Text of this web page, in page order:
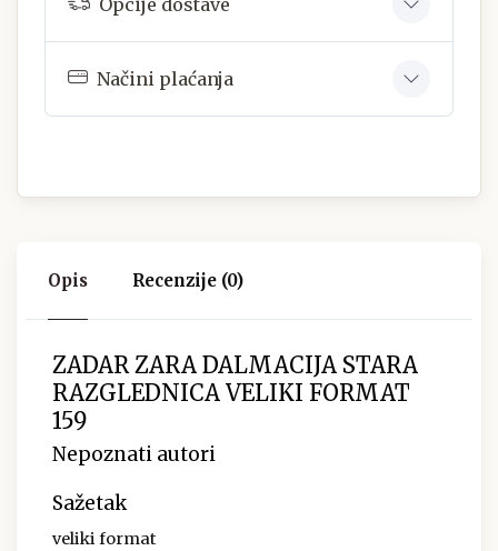
Načini plaćanja
Opis Recenzije (0)
ZADAR ZARA DALMACIJA STARA
RAZGLEDNICA VELIKI FORMAT
159
Nepoznati autori
Sažetak
veliki format